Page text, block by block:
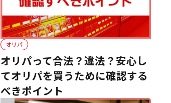
オリパ
オリパって合法？違法？安心し
てオリパを買うために確認する
べきポイント